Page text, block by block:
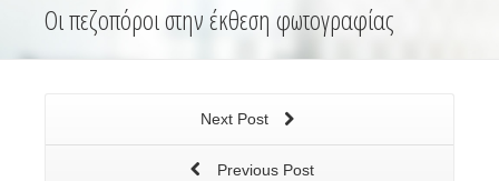
Οι πεζοπόροι στην έκθεση φωτογραφίας
Next Post
Previous Post